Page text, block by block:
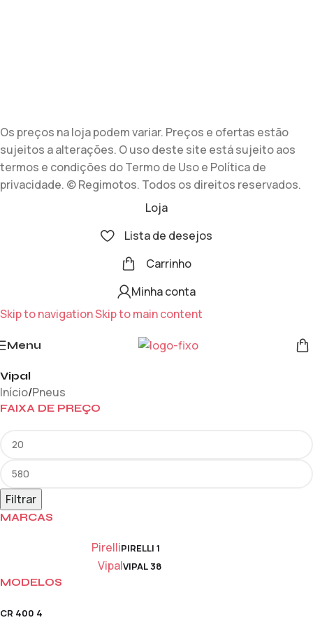
Os preços na loja podem variar. Preços e ofertas estão
sujeitos a alterações. O uso deste site está sujeito aos
termos e condições do Termo de Uso e Política de
privacidade. © Regimotos. Todos os direitos reservados.
Loja
Lista de desejos
Carrinho
Minha conta
Skip to navigationSkip to main content
Menu
Vipal
Início/Pneus
FAIXA DE PREÇO
Filtrar
MARCAS
PirelliPIRELLI 1
VipalVIPAL 38
MODELOS
CR 400 4